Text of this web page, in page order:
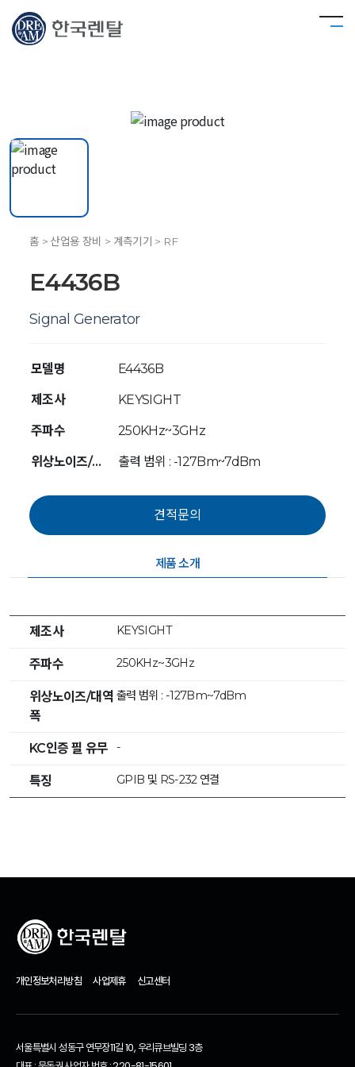
홈 > 산업용 장비 > 계측기기 > RF
E4436B
Signal Generator
모델명 E4436B
제조사 KEYSIGHT
주파수 250KHz~3GHz
위상노이즈/대역폭 출력 범위 : -127Bm~7dBm
제품 소개
제조사 KEYSIGHT
주파수 250KHz~3GHz
위상노이즈/대역
폭
출력 범위 : -127Bm~7dBm
KC인증 필 유무 -
특징 GPIB 및 RS-232 연결
개인정보처리방침 사업제휴 신고센터
서울특별시 성동구 연무장11길 10, 우리큐브빌딩 3층